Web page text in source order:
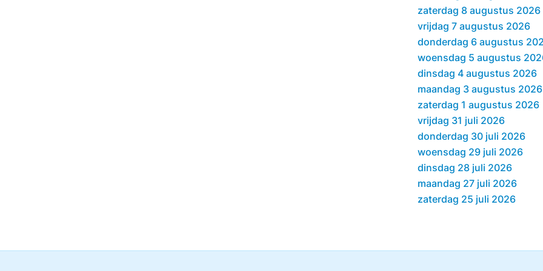
zaterdag 8 augustus 2026
vrijdag 7 augustus 2026
donderdag 6 augustus
woensdag 5 augustus
dinsdag 4 augustus 2026
maandag 3 augustus 2026
zaterdag 1 augustus 2026
vrijdag 31 juli 2026
donderdag 30 juli 2026
woensdag 29 juli 2026
dinsdag 28 juli 2026
maandag 27 juli 2026
zaterdag 25 juli 2026